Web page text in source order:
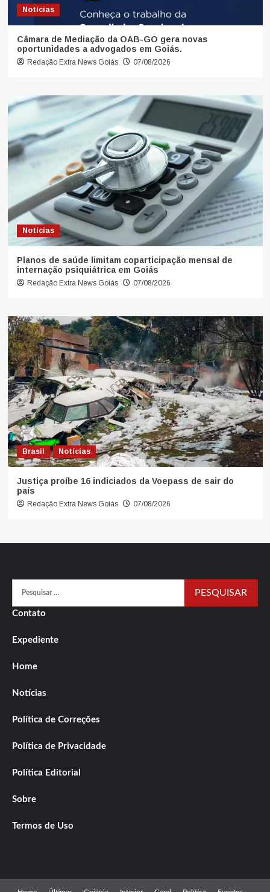
Notícias
Câmara de Mediação da OAB-GO gera novas
oportunidades a advogados em Goiás.
Redação Extra News Goiás 07/08/2026
Notícias
Planos de saúde limitam coparticipação mensal de
internação psiquiátrica em Goiás
Redação Extra News Goiás 07/08/2026
Brasil Notícias
Justiça proíbe 16 indiciados da Voepass de sair do
país
Redação Extra News Goiás 07/08/2026
por:
Contato
Expediente
Home
Notícias
Política de Correções
Política de Privacidade
Política Editorial
Sobre
Termos de Uso